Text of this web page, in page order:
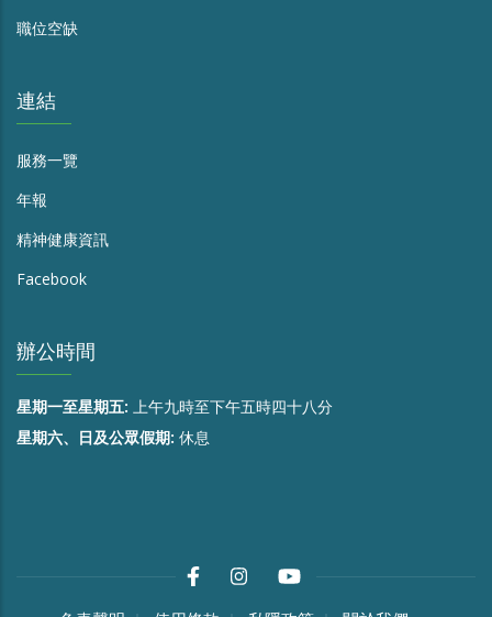
職位空缺
連結
服務一覽
年報
精神健康資訊
Facebook
辦公時間
星期一至星期五: 上午九時至下午五時四十八分
星期六、日及公眾假期: 休息